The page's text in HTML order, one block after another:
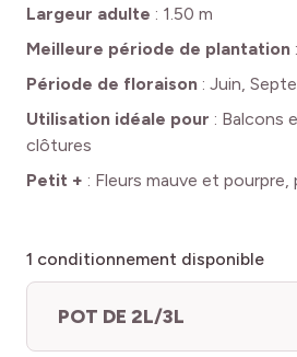
Largeur adulte : 1.50 m
Meilleure période de plantation :
Période de floraison : Juin,
Utilisation idéale pour : Balcons
clôtures
Petit + : Fleurs mauve et
1 conditionnement disponible
POT DE 2L/3L